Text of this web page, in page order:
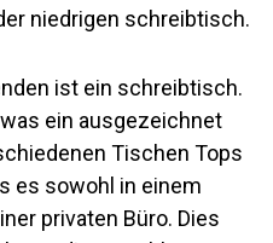
niedrigen schreibtisch.
ist ein schreibtisch.
ein ausgezeichnet
Tischen Tops
es sowohl in einem
privaten Büro. Dies